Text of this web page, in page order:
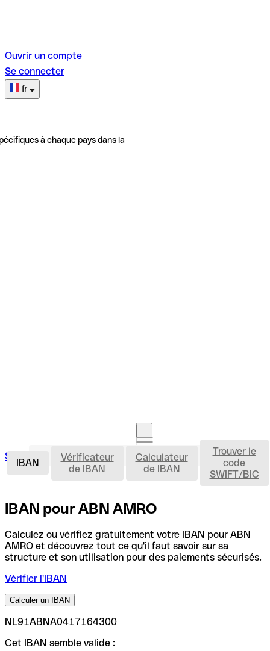
Ouvrir un compte
Se connecter
fr
à chaque pays dans la
Se connecterOuvrir un compte IBAN
IBAN
Vérificateur
de IBAN
Calculateur
de IBAN
Trouver le
code
SWIFT/BIC
IBAN pour ABN AMRO
Calculez ou vérifiez gratuitement votre IBAN pour ABN
AMRO et découvrez tout ce qu'il faut savoir sur sa
structure et son utilisation pour des paiements sécurisés.
Vérifier l'IBAN
Calculer un IBAN
NL91ABNA0417164300
Cet IBAN semble valide :